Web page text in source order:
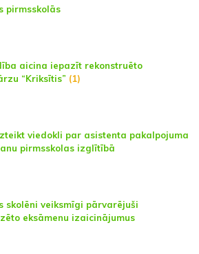
pirmsskolās
aicina iepazīt rekonstruēto
“Kriksītis” (1)
viedokli par asistenta pakalpojuma
pirmsskolas izglītībā
skolēni veiksmīgi pārvarējuši
eksāmenu izaicinājumus